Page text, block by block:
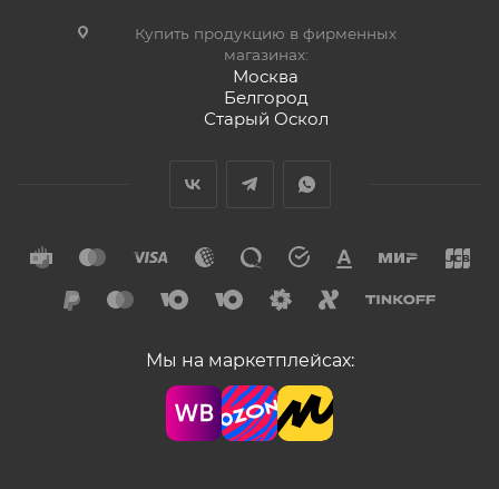
Купить продукцию в фирменных
магазинах:
Москва
Белгород
Старый Оскол
Мы на маркетплейсах: